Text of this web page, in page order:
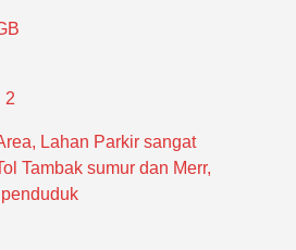
2
Lahan Parkir sangat
Tambak sumur dan Merr,